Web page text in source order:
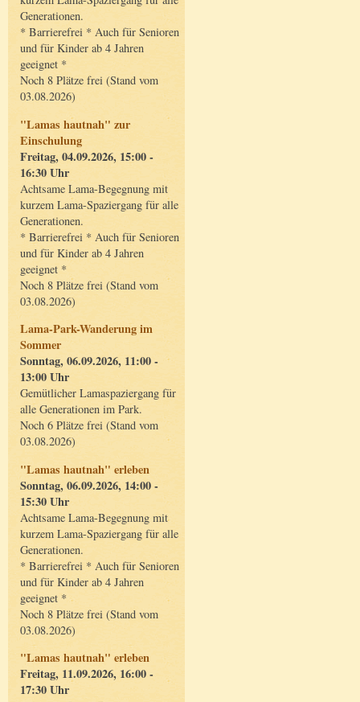
Generationen.
* Barrierefrei * Auch für Senioren
und für Kinder ab 4 Jahren
geeignet *
Noch 8 Plätze frei (Stand vom
03.08.2026)
"Lamas hautnah" zur
Einschulung
Freitag, 04.09.2026, 15:00 -
16:30 Uhr
Achtsame Lama-Begegnung mit
kurzem Lama-Spaziergang für alle
Generationen.
* Barrierefrei * Auch für Senioren
und für Kinder ab 4 Jahren
geeignet *
Noch 8 Plätze frei (Stand vom
03.08.2026)
Lama-Park-Wanderung im
Sommer
Sonntag, 06.09.2026, 11:00 -
13:00 Uhr
Gemütlicher Lamaspaziergang für
alle Generationen im Park.
Noch 6 Plätze frei (Stand vom
03.08.2026)
"Lamas hautnah" erleben
Sonntag, 06.09.2026, 14:00 -
15:30 Uhr
Achtsame Lama-Begegnung mit
kurzem Lama-Spaziergang für alle
Generationen.
* Barrierefrei * Auch für Senioren
und für Kinder ab 4 Jahren
geeignet *
Noch 8 Plätze frei (Stand vom
03.08.2026)
"Lamas hautnah" erleben
Freitag, 11.09.2026, 16:00 -
17:30 Uhr